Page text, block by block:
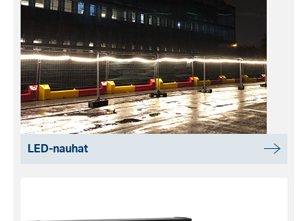
LED-nauhat